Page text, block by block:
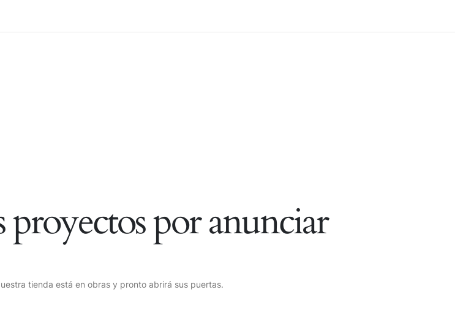
proyectos por anunciar
tienda está en obras y pronto abrirá sus puertas.